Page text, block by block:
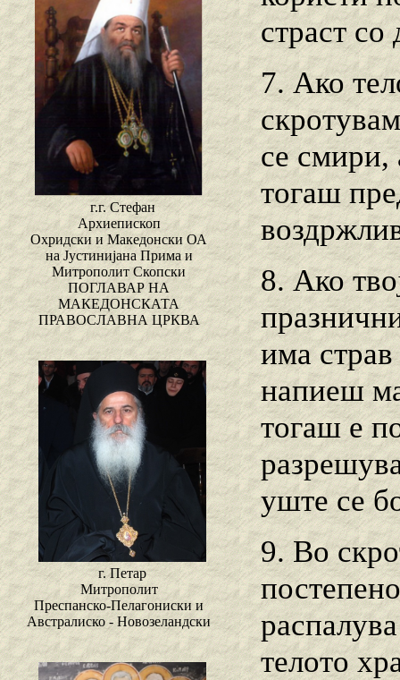
г.г. Стефан
Архиепископ
Охридски и Македонски ОА
на Јустинијана Прима и
Митрополит Скопски
ПОГЛАВАР НА
МАКЕДОНСКАТА
ПРАВОСЛАВНА ЦРКВА
г. Петар
Митрополит
Преспанско-Пелагониски и
Австралиско - Новозеландски
страст со
7. Ако
се смири,
тогаш
8. Ако
има
напиеш
тогаш е
уште се
9. Во
телото